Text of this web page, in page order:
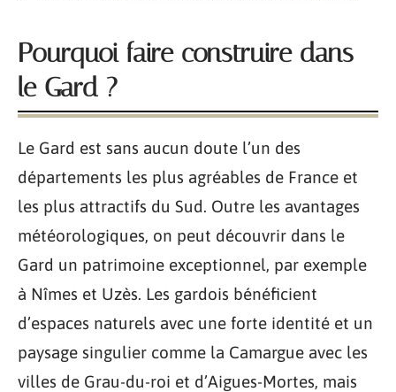
Pourquoi faire construire dans
le Gard ?
Le Gard est sans aucun doute l’un des
départements les plus agréables de France et
les plus attractifs du Sud. Outre les avantages
météorologiques, on peut découvrir dans le
Gard un patrimoine exceptionnel, par exemple
à Nîmes et Uzès. Les gardois bénéficient
d’espaces naturels avec une forte identité et un
paysage singulier comme la Camargue avec les
villes de Grau-du-roi et d’Aigues-Mortes, mais